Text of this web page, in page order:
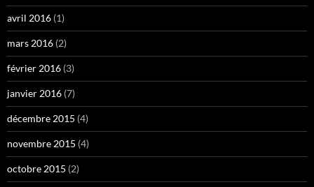
avril 2016 (1)
mars 2016 (2)
février 2016 (3)
janvier 2016 (7)
décembre 2015 (4)
novembre 2015 (4)
octobre 2015 (2)